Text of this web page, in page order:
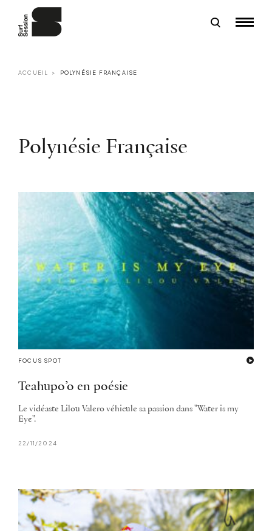
ACCUEIL POLYNÉSIE FRANÇAISE
Polynésie Française
FOCUS SPOT
Teahupo’o en poésie
Le vidéaste Lilou Valero véhicule sa passion dans "Water is my
Eye".
22/11/2024